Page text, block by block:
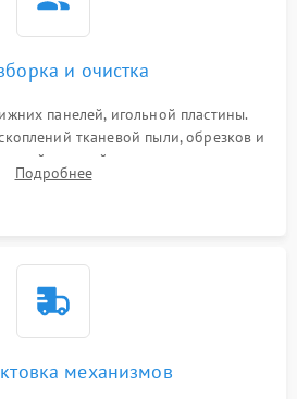
и очистка
панелей, игольной пластины.
тканевой пыли, обрезков и
и ножей с помощью жестких
и потока сжатого воздуха.
Подробнее
механизмов